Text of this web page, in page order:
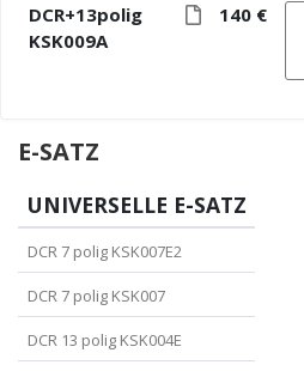
DCR+13polig
KSK009A
140 €
E-SATZ
UNIVERSELLE E-SATZ
DCR 7 polig KSK007E2
DCR 7 polig KSK007
DCR 13 polig KSK004E